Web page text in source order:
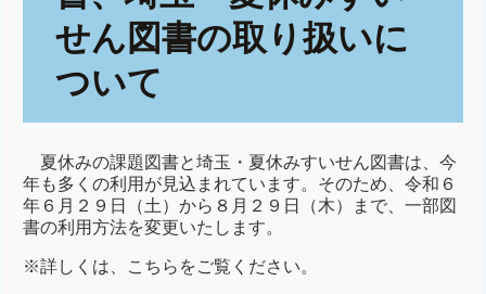
せん図書の取り扱いに
ついて
夏休みの課題図書と埼玉・夏休みすいせん図書は、今
年も多くの利用が見込まれています。そのため、令和６
年６月２９日（土）から８月２９日（木）まで、一部図
書の利用方法を変更いたします。
※詳しくは、こちらをご覧ください。